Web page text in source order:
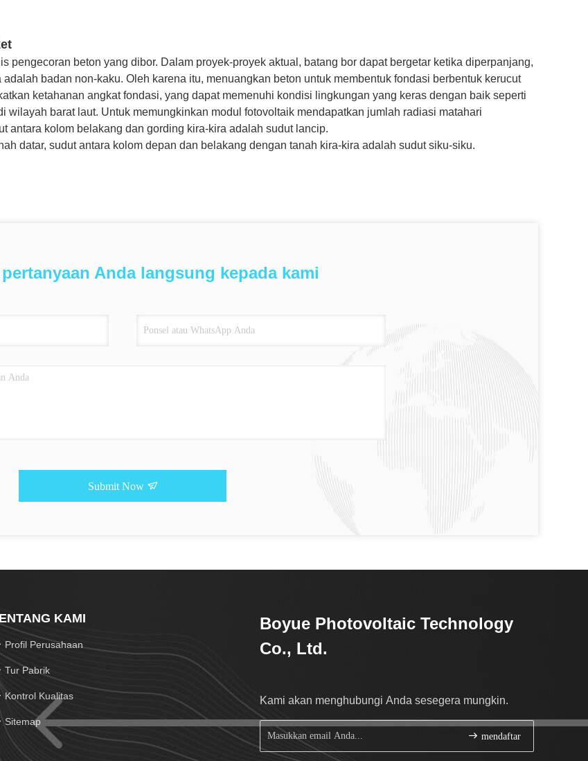
pengecoran beton yang dibor. Dalam proyek-proyek aktual, batang bor dapat bergetar ketika diperpanjang,
adalah badan non-kaku. Oleh karena itu, menuangkan beton untuk membentuk fondasi berbentuk kerucut
ketahanan angkat fondasi, yang dapat memenuhi kondisi lingkungan yang keras dengan baik seperti
wilayah barat laut. Untuk memungkinkan modul fotovoltaik mendapatkan jumlah radiasi matahari
antara kolom belakang dan gording kira-kira adalah sudut lancip.
datar, sudut antara kolom depan dan belakang dengan tanah kira-kira adalah sudut siku-siku.
Anda langsung kepada kami
Submit Now
KAMI
Profil Perusahaan
Tur Pabrik
Kontrol Kualitas
Sitemap
Boyue Photovoltaic Technology
Co., Ltd.
Kami akan menghubungi Anda sesegera mungkin.
mendaftar